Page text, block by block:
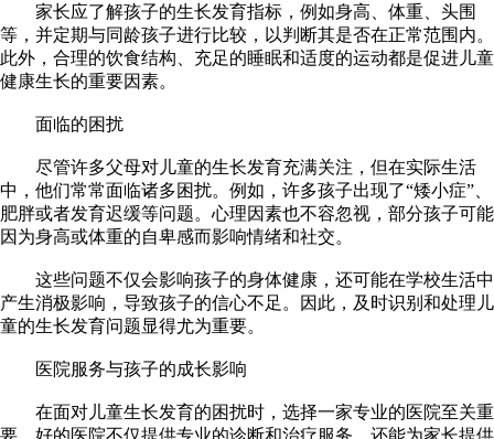
家长应了解孩子的生长发育指标，例如身高、体重、头围
等，并定期与同龄孩子进行比较，以判断其是否在正常范围内。
此外，合理的饮食结构、充足的睡眠和适度的运动都是促进儿童
健康生长的重要因素。
面临的困扰
尽管许多父母对儿童的生长发育充满关注，但在实际生活
中，他们常常面临诸多困扰。例如，许多孩子出现了“矮小症”、
肥胖或者发育迟缓等问题。心理因素也不容忽视，部分孩子可能
因为身高或体重的自卑感而影响情绪和社交。
这些问题不仅会影响孩子的身体健康，还可能在学校生活中
产生消极影响，导致孩子的信心不足。因此，及时识别和处理儿
童的生长发育问题显得尤为重要。
医院服务与孩子的成长影响
在面对儿童生长发育的困扰时，选择一家专业的医院至关重
要。好的医院不仅提供专业的诊断和治疗服务，还能为家长提供